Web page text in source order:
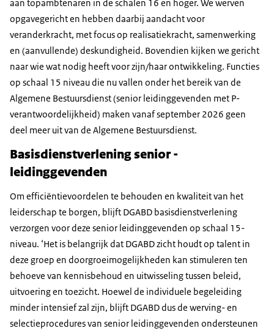
aan topambtenaren in de schalen 16 en hoger. We werven
opgavegericht en hebben daarbij aandacht voor
veranderkracht, met focus op realisatiekracht, samenwerking
en (aanvullende) deskundigheid. Bovendien kijken we gericht
naar wie wat nodig heeft voor zijn/haar ontwikkeling. Functies
op schaal 15 niveau die nu vallen onder het bereik van de
Algemene Bestuursdienst (senior leidinggevenden met P-
verantwoordelijkheid) maken vanaf september 2026 geen
deel meer uit van de Algemene Bestuursdienst.
Basisdienstverlening senior ­
leidinggevenden
Om efficiëntievoordelen te behouden en kwaliteit van het
leiderschap te borgen, blijft DGABD basisdienstverlening
verzorgen voor deze senior leidinggevenden op schaal 15-
niveau. ‘Het is belangrijk dat DGABD zicht houdt op talent in
deze groep en doorgroeimogelijkheden kan stimuleren ten
behoeve van kennisbehoud en uitwisseling tussen beleid,
uitvoering en toezicht. Hoewel de individuele begeleiding
minder intensief zal zijn, blijft DGABD dus de werving- en
selectieprocedures van senior leidinggevenden ondersteunen